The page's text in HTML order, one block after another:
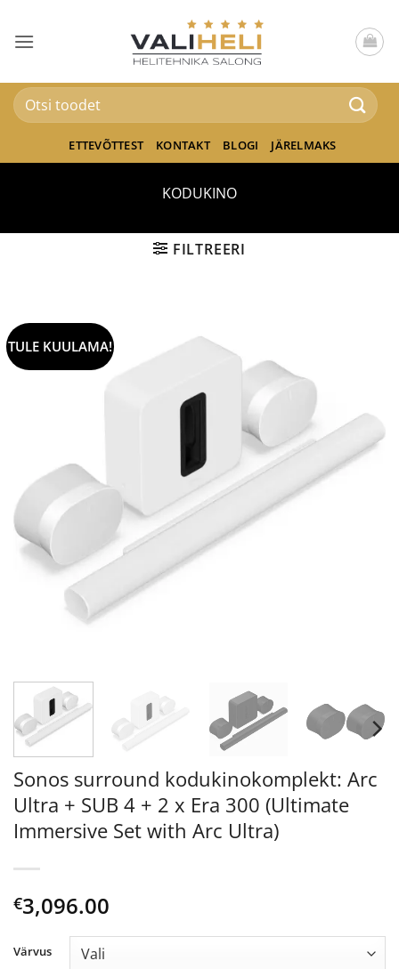
content
Otsi:
ETTEVÕTTEST KONTAKT BLOGI JÄRELMAKS
KODUKINO
FILTREERI
TULE KUULAMA!
Sonos surround kodukinokomplekt: Arc
Ultra + SUB 4 + 2 x Era 300 (Ultimate
Immersive Set with Arc Ultra)
€3,096.00
Värvus